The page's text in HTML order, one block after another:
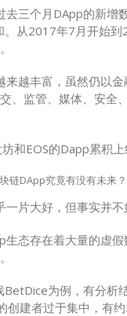
去三个月DApp的新增
。从2017年7月开始
来越丰富，虽然仍以
、监管、媒体、安全
和EOS的Dapp累积上
片大好，但事实并不
生态存在着大量的虚
BetDice为例，有分析
创建者过于集中，有